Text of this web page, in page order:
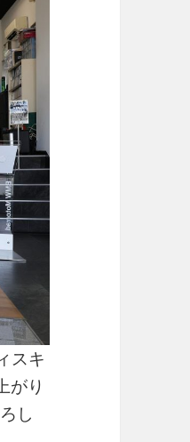
スキ
がり
し